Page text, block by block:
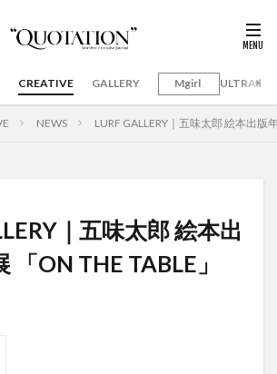
CREATIVE GALLERY Mgirl
NEWS LURF GALLERY｜五味太郎 絵本出版
｜五味太郎 絵本出
「ON THE TABLE」